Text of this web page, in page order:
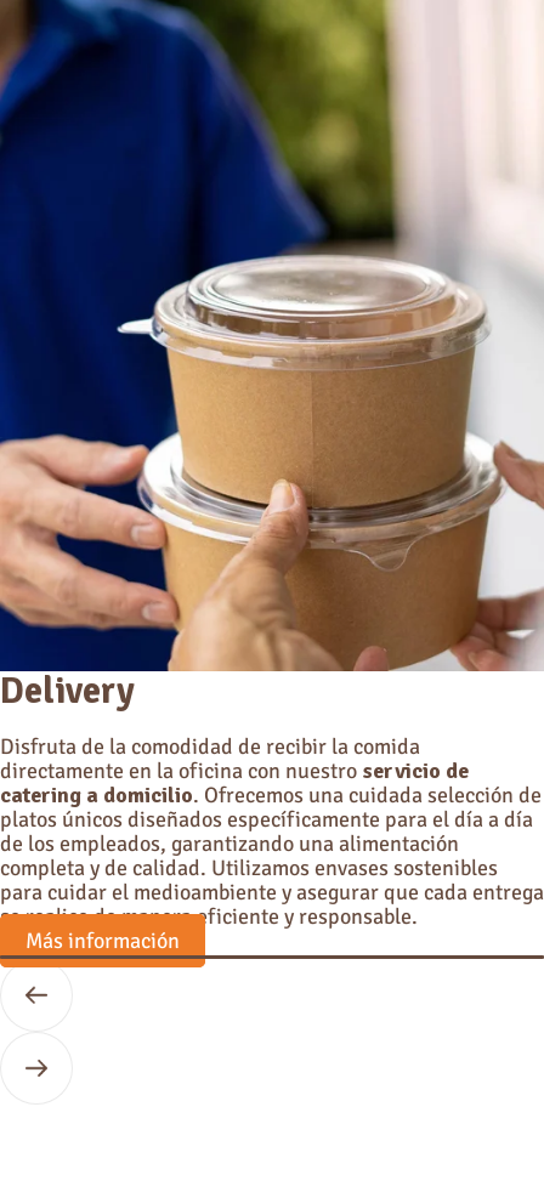
Delivery
Disfruta de la comodidad de recibir la comida
directamente en la oficina con nuestro servicio de
catering a domicilio. Ofrecemos una cuidada selección de
platos únicos diseñados específicamente para el día a día
de los empleados, garantizando una alimentación
completa y de calidad. Utilizamos envases sostenibles
para cuidar el medioambiente y asegurar que cada entrega
se realice de manera eficiente y responsable.
Más información